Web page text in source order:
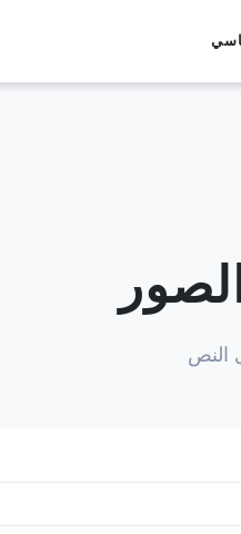
النص